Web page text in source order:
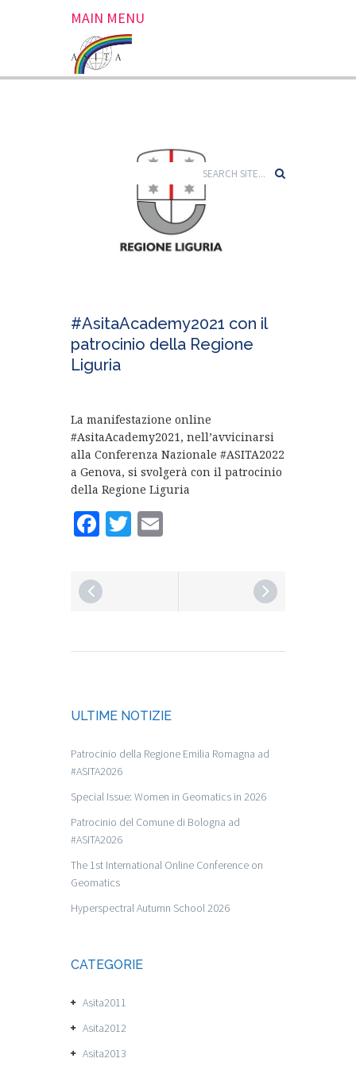
MAIN MENU
#AsitaAcademy2021 con il
patrocinio della Regione
Liguria
La manifestazione online
#AsitaAcademy2021, nell’avvicinarsi
alla Conferenza Nazionale #ASITA2022
a Genova, si svolgerà con il patrocinio
della Regione Liguria
Facebook
Twitter
ULTIME NOTIZIE
Patrocinio della Regione Emilia Romagna ad
#ASITA2026
Special Issue: Women in Geomatics in 2026
Patrocinio del Comune di Bologna ad
#ASITA2026
The 1st International Online Conference on
Geomatics
Hyperspectral Autumn School 2026
CATEGORIE
Asita2011
Asita2012
Asita2013